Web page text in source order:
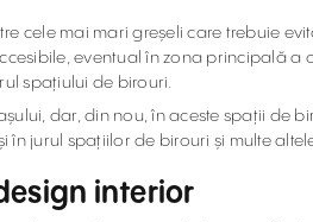
cele mai mari greșeli care trebuie
eventual în zona principală a
spațiului de birouri.
dar, din nou, în aceste spații
în jurul spațiilor de birouri și multe
interior